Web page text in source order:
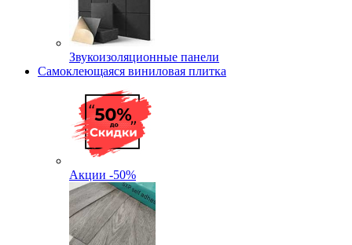
Звукоизоляционные панели
Самоклеющаяся виниловая плитка
Акции -50%